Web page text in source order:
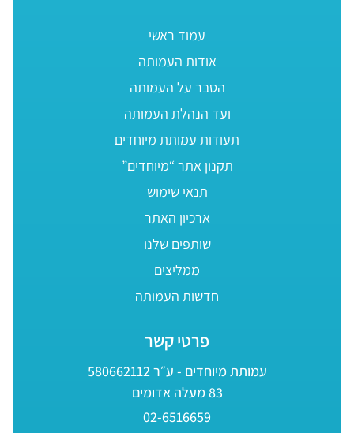
עמוד ראשי
אודות העמותה
הסבר על העמותה
ועד הנהלת העמותה
תעודות עמותת מיוחדים
תקנון אתר “מיוחדים”
תנאי שימוש
ארכיון האתר
שותפים שלנו
ממליצים
חדשות העמותה
פרטי קשר
עמותת מיוחדים - ע״ר 580662112
83 מעלה אדומים
02-6516659